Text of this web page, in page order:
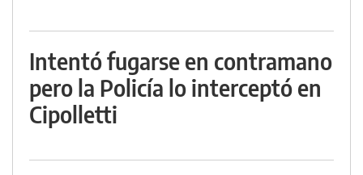
Intentó fugarse en contramano
pero la Policía lo interceptó en
Cipolletti